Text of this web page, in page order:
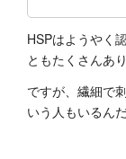
HSPはようやく
ともたくさんあり
ですが、繊細で
いう人もいるん